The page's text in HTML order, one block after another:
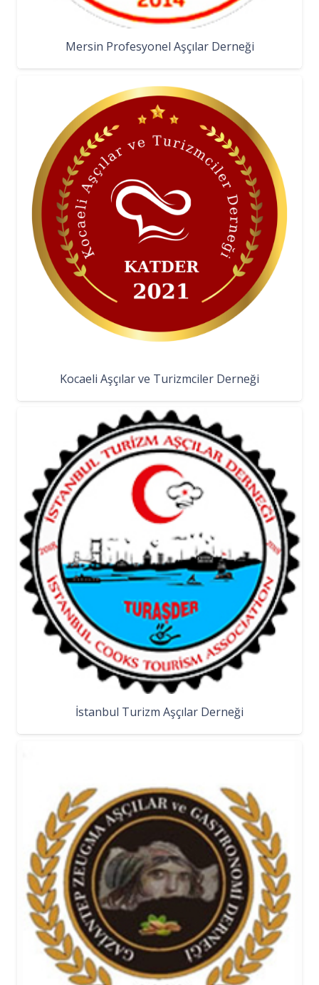
Mersin Profesyonel Aşçılar Derneği
Kocaeli Aşçılar ve Turizmciler Derneği
İstanbul Turizm Aşçılar Derneği